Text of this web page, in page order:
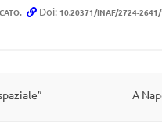
. Doi: 10.20371/INAF/2724-
A